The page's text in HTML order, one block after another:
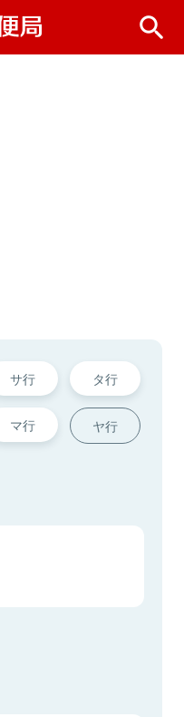
サ行 タ行
マ行 ヤ行